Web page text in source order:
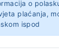
o
plaćanja,
ispod